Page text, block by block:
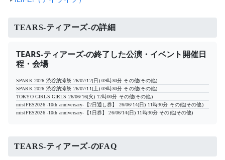
TEARS-ティアーズ-の詳細
TEARS-ティアーズ-の終了した公演・イベント開催日
程・会場
SPARK 2026 渋谷納涼祭 26/07/12(日) 09時30分 その他(その他)
SPARK 2026 渋谷納涼祭 26/07/11(土) 09時30分 その他(その他)
TOKYO GIRLS GIRLS 26/06/16(火) 12時00分 その他(その他)
mistFES2026 -10th anniversary-【2日通し券】
26/06/14(日) 11時30分 その他(その他)
mistFES2026 -10th anniversary-【1日券】
26/06/14(日) 11時30分 その他(その他)
TEARS-ティアーズ-のFAQ